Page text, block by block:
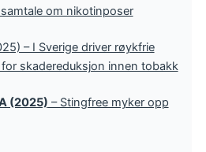
om nikotinposer
– I Sverige driver røykfrie
skadereduksjon innen tobakk
(2025) – Stingfree myker opp